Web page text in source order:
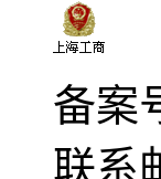
备案
联系